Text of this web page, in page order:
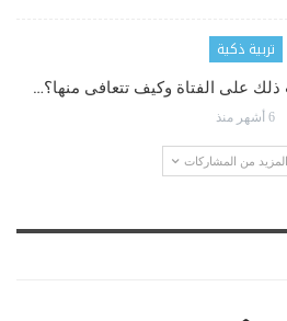
تربية ذكية
على الفتاة وكيف تتعافى منها؟…
6 أشهر منذ
من المشاركات